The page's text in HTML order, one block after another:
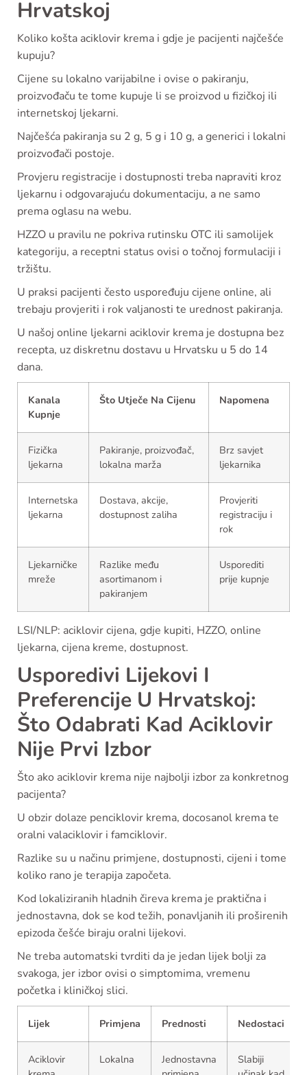
Hrvatskoj
Koliko košta aciklovir krema i gdje je pacijenti najčešće
kupuju?
Cijene su lokalno varijabilne i ovise o pakiranju,
proizvođaču te tome kupuje li se proizvod u fizičkoj ili
internetskoj ljekarni.
Najčešća pakiranja su 2 g, 5 g i 10 g, a generici i lokalni
proizvođači postoje.
Provjeru registracije i dostupnosti treba napraviti kroz
ljekarnu i odgovarajuću dokumentaciju, a ne samo
prema oglasu na webu.
HZZO u pravilu ne pokriva rutinsku OTC ili samolijek
kategoriju, a receptni status ovisi o točnoj formulaciji i
tržištu.
U praksi pacijenti često uspoređuju cijene online, ali
trebaju provjeriti i rok valjanosti te urednost pakiranja.
U našoj online ljekarni aciklovir krema je dostupna bez
recepta, uz diskretnu dostavu u Hrvatsku u 5 do 14
dana.
Kanala
Kupnje
Što Utječe Na Cijenu Napomena
Fizička
ljekarna
Pakiranje, proizvođač,
lokalna marža
Brz savjet
ljekarnika
Internetska
ljekarna
Dostava, akcije,
dostupnost zaliha
Provjeriti
registraciju i
rok
Ljekarničke
mreže
Razlike među
asortimanom i
pakiranjem
Usporediti
prije kupnje
LSI/NLP: aciklovir cijena, gdje kupiti, HZZO, online
ljekarna, cijena kreme, dostupnost.
Usporedivi Lijekovi I
Preferencije U Hrvatskoj:
Što Odabrati Kad Aciklovir
Nije Prvi Izbor
Što ako aciklovir krema nije najbolji izbor za konkretnog
pacijenta?
U obzir dolaze penciklovir krema, docosanol krema te
oralni valaciklovir i famciklovir.
Razlike su u načinu primjene, dostupnosti, cijeni i tome
koliko rano je terapija započeta.
Kod lokaliziranih hladnih čireva krema je praktična i
jednostavna, dok se kod težih, ponavljanih ili proširenih
epizoda češće biraju oralni lijekovi.
Ne treba automatski tvrditi da je jedan lijek bolji za
svakoga, jer izbor ovisi o simptomima, vremenu
početka i kliničkoj slici.
Lijek Primjena Prednosti Nedostaci
Aciklovir
Lokalna
Jednostavna
Slabiji